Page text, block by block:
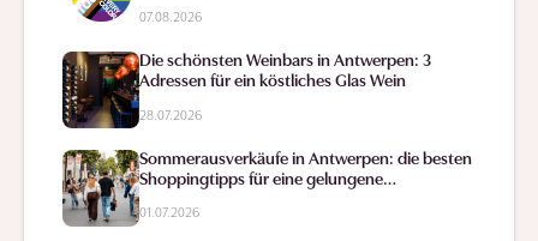
07.08.2026
Die schönsten Weinbars in Antwerpen: 3
Adressen für ein köstliches Glas Wein
28.07.2026
Sommerausverkäufe in Antwerpen: die besten
Shoppingtipps für eine gelungene
01.07.2026